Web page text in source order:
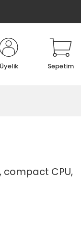
Üyelik Sepetim
compact CPU,